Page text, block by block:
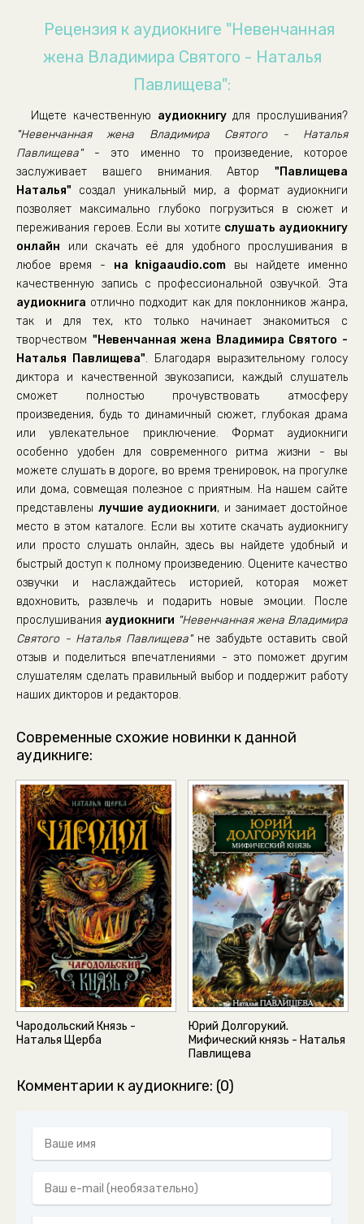
Рецензия к аудиокниге "Невенчанная
жена Владимира Святого - Наталья
Павлищева":
Ищете качественную аудиокнигудля прослушивания?
"Невенчанная жена Владимира Святого - Наталья
Павлищева"- это именно то произведение, которое
заслуживает вашего внимания. Автор "Павлищева
Наталья" создал уникальный мир, а формат аудиокниги
позволяет максимально глубоко погрузиться в сюжет и
переживания героев. Если вы хотите слушать аудиокнигу
онлайн или скачать её для удобного прослушивания в
любое время - на knigaaudio.com вы найдете именно
качественную запись с профессиональной озвучкой. Эта
аудиокнига отлично подходит как для поклонников жанра,
так и для тех, кто только начинает знакомиться с
творчеством "Невенчанная жена Владимира Святого -
Наталья Павлищева". Благодаря выразительному голосу
диктора и качественной звукозаписи, каждый слушатель
сможет полностью прочувствовать атмосферу
произведения, будь то динамичный сюжет, глубокая драма
или увлекательное приключение. Формат аудиокниги
особенно удобен для современного ритма жизни - вы
можете слушать в дороге, во время тренировок, на прогулке
или дома, совмещая полезное с приятным. На нашем сайте
представлены лучшие аудиокниги, и занимает достойное
место в этом каталоге. Если вы хотите скачать аудиокнигу
или просто слушать онлайн, здесь вы найдете удобный и
быстрый доступ к полному произведению. Оцените качество
озвучки и наслаждайтесь историей, которая может
вдохновить, развлечь и подарить новые эмоции. После
прослушивания аудиокниги "Невенчанная жена Владимира
Святого - Наталья Павлищева"не забудьте оставить свой
отзыв и поделиться впечатлениями - это поможет другим
слушателям сделать правильный выбор и поддержит работу
наших дикторов и редакторов.
Современные схожие новинки к данной
аудикниге:
Чародольский Князь -
Наталья Щерба
Юрий Долгорукий.
Мифический князь - Наталья
Павлищева
Комментарии к аудиокниге: (0)